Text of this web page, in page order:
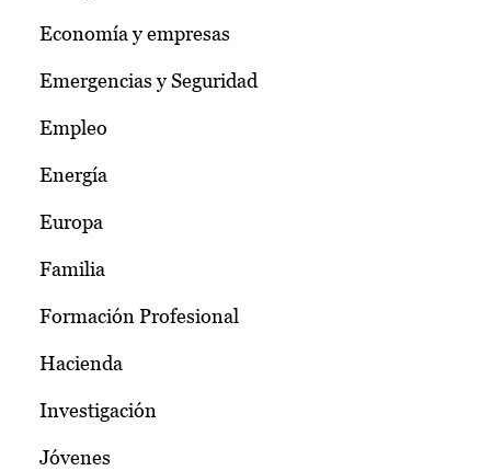
Economía y empresas
Emergencias y Seguridad
Empleo
Energía
Europa
Familia
Formación Profesional
Hacienda
Investigación
Jóvenes